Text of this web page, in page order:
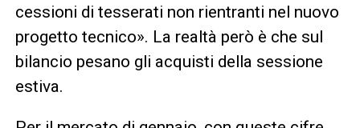
cessioni di tesserati non rientranti nel nuovo
progetto tecnico». La realtà però è che sul
bilancio pesano gli acquisti della sessione
estiva.